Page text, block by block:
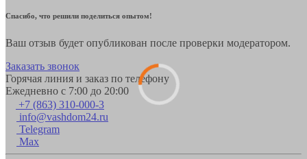
Спасибо, что решили поделиться опытом!
Ваш отзыв будет опубликован после проверки модератором.
Заказать звонок
Горячая линия и заказ по телефону
Ежедневно с 7:00 до 20:00
+7 (863) 310-000-3
info@vashdom24.ru
Telegram
Max